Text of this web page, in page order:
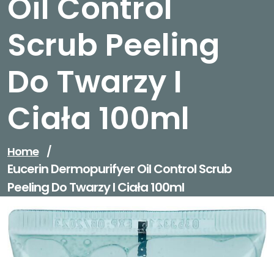
Oil Control
Scrub Peeling
Do Twarzy I
Ciała 100ml
Home /
Eucerin Dermopurifyer Oil Control Scrub
Peeling Do Twarzy I Ciała 100ml